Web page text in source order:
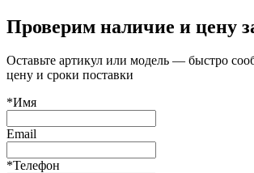
Проверим наличие и цену
Оставьте артикул или модель — быстро
цену и сроки поставки
*Имя
Email
*Телефон